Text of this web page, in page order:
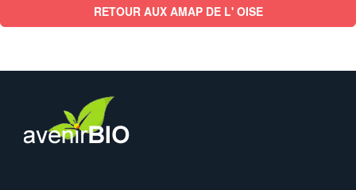
RETOUR AUX AMAP DE L' OISE